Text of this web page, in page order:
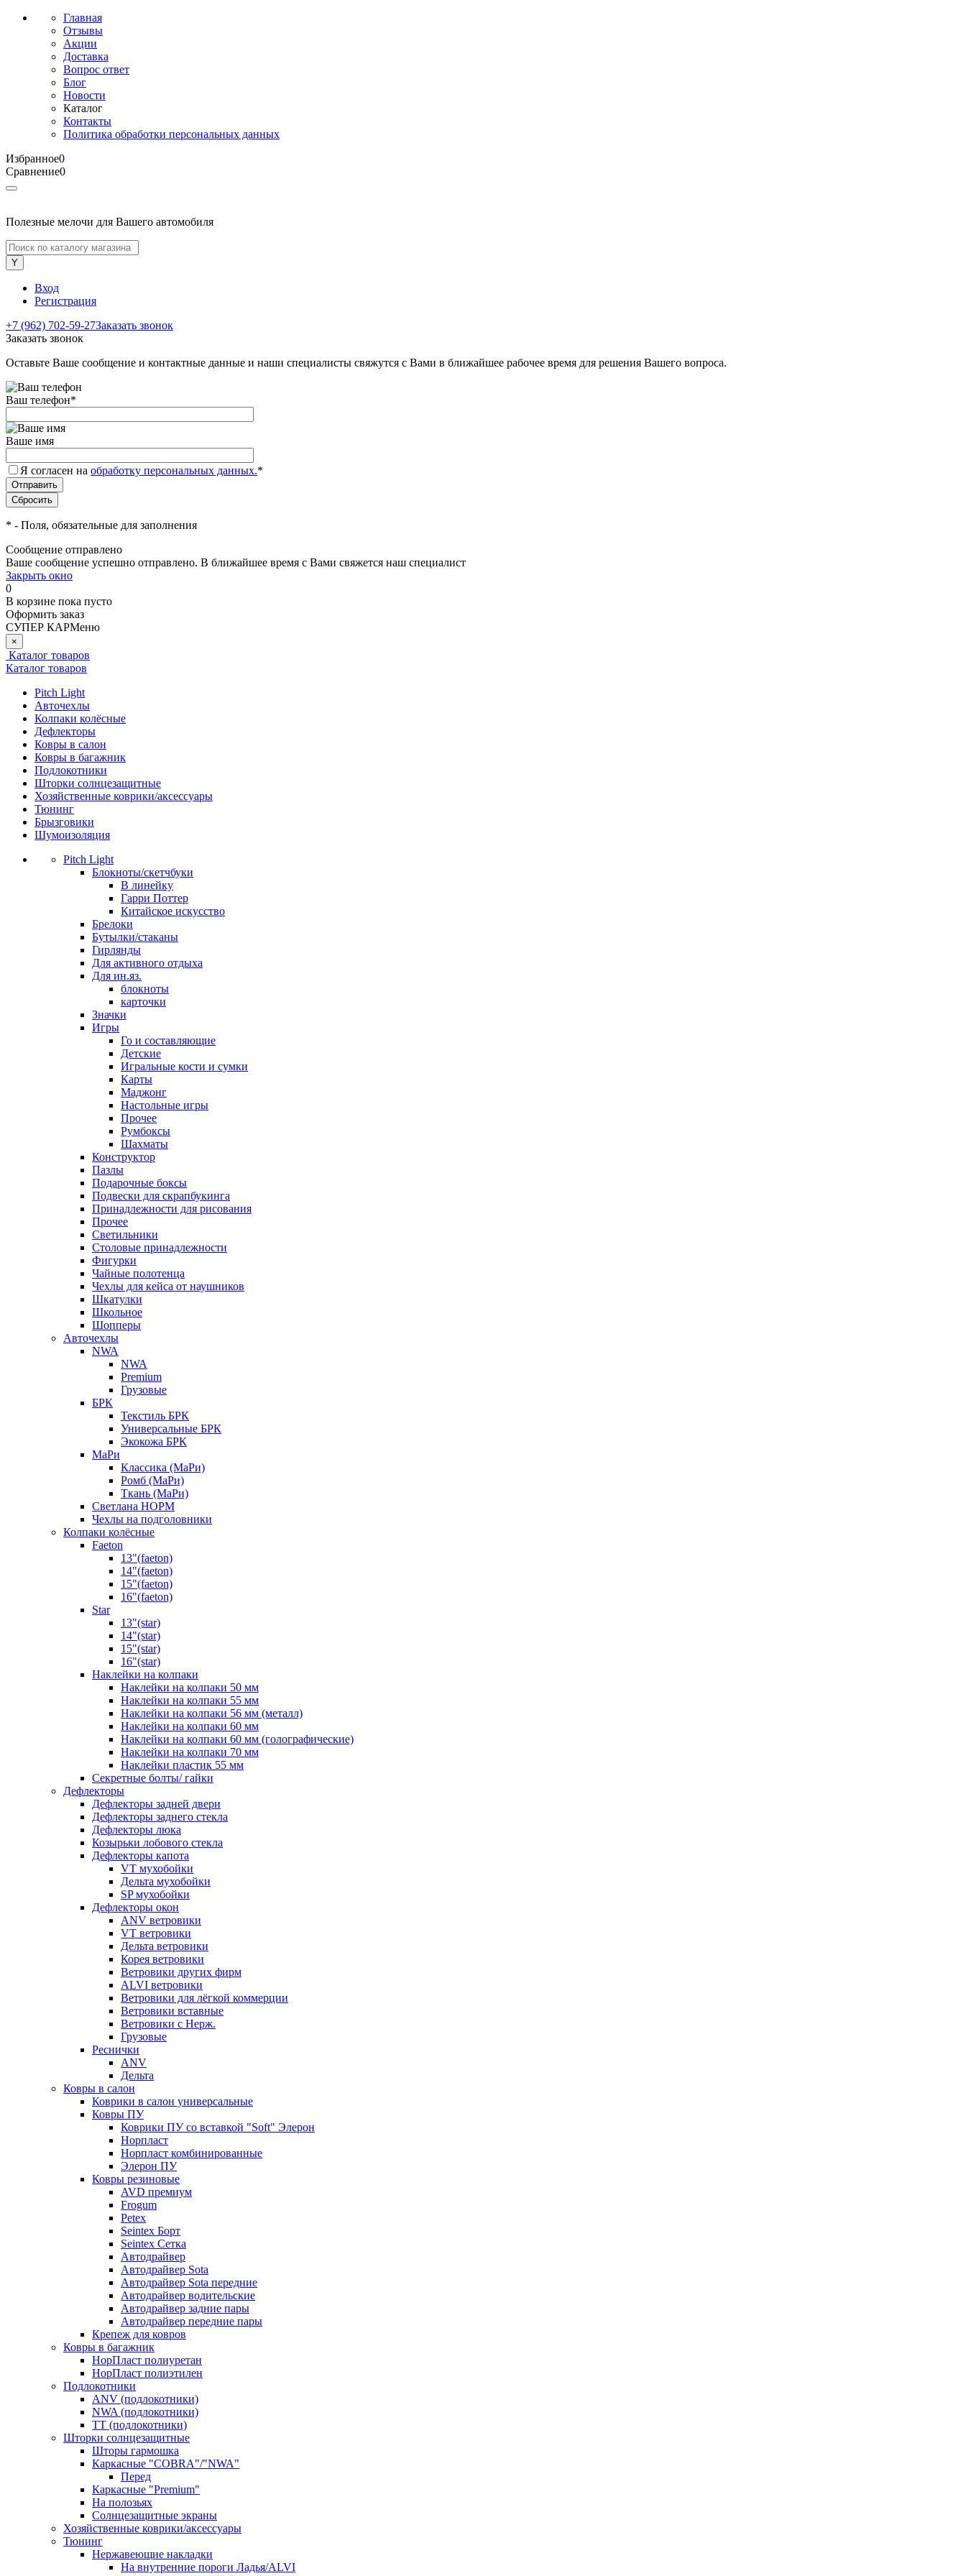
Главная
Отзывы
Акции
Доставка
Вопрос ответ
Блог
Новости
Каталог
Контакты
Политика обработки персональных данных
Избранное0
Сравнение0
Полезные мелочи для Вашего автомобиля
Вход
Регистрация
+7 (962) 702-59-27Заказать звонок
Заказать звонок
Оставьте Ваше сообщение и контактные данные и наши специалисты свяжутся с Вами в ближайшее рабочее время для решения Вашего вопроса.
Ваш телефон*
Ваше имя
Я согласен на обработку персональных данных.*
* - Поля, обязательные для заполнения
Сообщение отправлено
Ваше сообщение успешно отправлено. В ближайшее время с Вами свяжется наш специалист
Закрыть окно
0
В корзине пока пусто
Оформить заказ
СУПЕР КАРМеню
×
Каталог товаров
Каталог товаров
Pitch Light
Авточехлы
Колпаки колёсные
Дефлекторы
Ковры в салон
Ковры в багажник
Подлокотники
Шторки солнцезащитные
Хозяйственные коврики/аксессуары
Тюнинг
Брызговики
Шумоизоляция
Pitch Light
Блокноты/скетчбуки
В линейку
Гарри Поттер
Китайское искусство
Брелоки
Бутылки/стаканы
Гирлянды
Для активного отдыха
Для ин.яз.
блокноты
карточки
Значки
Игры
Го и составляющие
Детские
Игральные кости и сумки
Карты
Маджонг
Настольные игры
Прочее
Румбоксы
Шахматы
Конструктор
Пазлы
Подарочные боксы
Подвески для скрапбукинга
Принадлежности для рисования
Прочее
Светильники
Столовые принадлежности
Фигурки
Чайные полотенца
Чехлы для кейса от наушников
Шкатулки
Школьное
Шопперы
Авточехлы
NWA
NWA
Premium
Грузовые
БРК
Текстиль БРК
Универсальные БРК
Экокожа БРК
МаРи
Классика (МаРи)
Ромб (МаРи)
Ткань (МаРи)
Светлана НОРМ
Чехлы на подголовники
Колпаки колёсные
Faeton
13"(faeton)
14"(faeton)
15"(faeton)
16"(faeton)
Star
13"(star)
14"(star)
15"(star)
16"(star)
Наклейки на колпаки
Наклейки на колпаки 50 мм
Наклейки на колпаки 55 мм
Наклейки на колпаки 56 мм (металл)
Наклейки на колпаки 60 мм
Наклейки на колпаки 60 мм (голографические)
Наклейки на колпаки 70 мм
Наклейки пластик 55 мм
Секретные болты/ гайки
Дефлекторы
Дефлекторы задней двери
Дефлекторы заднего стекла
Дефлекторы люка
Козырьки лобового стекла
Дефлекторы капота
VT мухобойки
Дельта мухобойки
SP мухобойки
Дефлекторы окон
ANV ветровики
VT ветровики
Дельта ветровики
Корея ветровики
Ветровики других фирм
ALVI ветровики
Ветровики для лёгкой коммерции
Ветровики вставные
Ветровики с Нерж.
Грузовые
Реснички
ANV
Дельта
Ковры в салон
Коврики в салон универсальные
Ковры ПУ
Коврики ПУ со вставкой "Soft" Элерон
Норпласт
Норпласт комбинированные
Элерон ПУ
Ковры резиновые
AVD премиум
Frogum
Petex
Seintex Борт
Seintex Сетка
Автодрайвер
Автодрайвер Sota
Автодрайвер Sota передние
Автодрайвер водительские
Автодрайвер задние пары
Автодрайвер передние пары
Крепеж для ковров
Ковры в багажник
НорПласт полиуретан
НорПласт полиэтилен
Подлокотники
ANV (подлокотники)
NWA (подлокотники)
TT (подлокотники)
Шторки солнцезащитные
Шторы гармошка
Каркасные "COBRA"/"NWA"
Перед
Каркасные "Premium"
На полозьях
Солнцезащитные экраны
Хозяйственные коврики/аксессуары
Тюнинг
Нержавеющие накладки
На внутренние пороги Ладья/ALVI